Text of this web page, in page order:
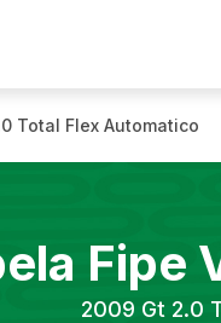
Total Flex Automatico
Fipe
2009 Gt 2.0